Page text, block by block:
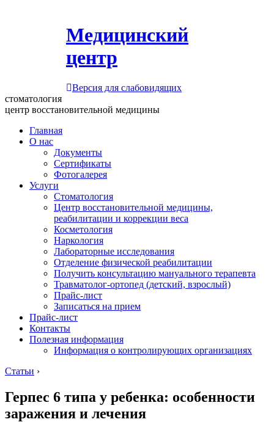
Медицинский
центр
Версия для слабовидящих
стоматология
центр восстановительной медицины
Главная
О нас
Документы
Сертификаты
Фотогалерея
Услуги
Стоматология
Центр восстановительной медицины,
реабилитации и коррекции веса
Косметология
Наркология
Лабораторные исследования
Отделение физической реабилитации
Получить консультацию мануального терапевта
Травматолог-ортопед (детский, взрослый)
Прайс-лист
Записаться на прием
Прайс-лист
Контакты
Полезная информация
Информация о контролирующих организациях
Статьи ›
Герпес 6 типа у ребенка: особенности
заражения и лечения